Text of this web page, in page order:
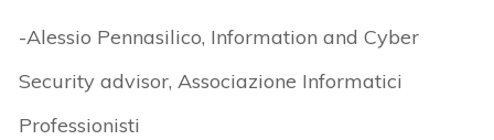
-Alessio Pennasilico, Information and Cyber
Security advisor, Associazione Informatici
Professionisti